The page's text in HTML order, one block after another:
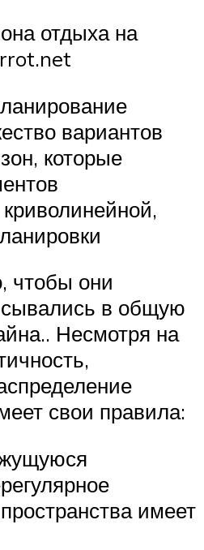
отдыха на
вариантов
которые
чтобы они
в общую
Несмотря на
свои правила:
имеет